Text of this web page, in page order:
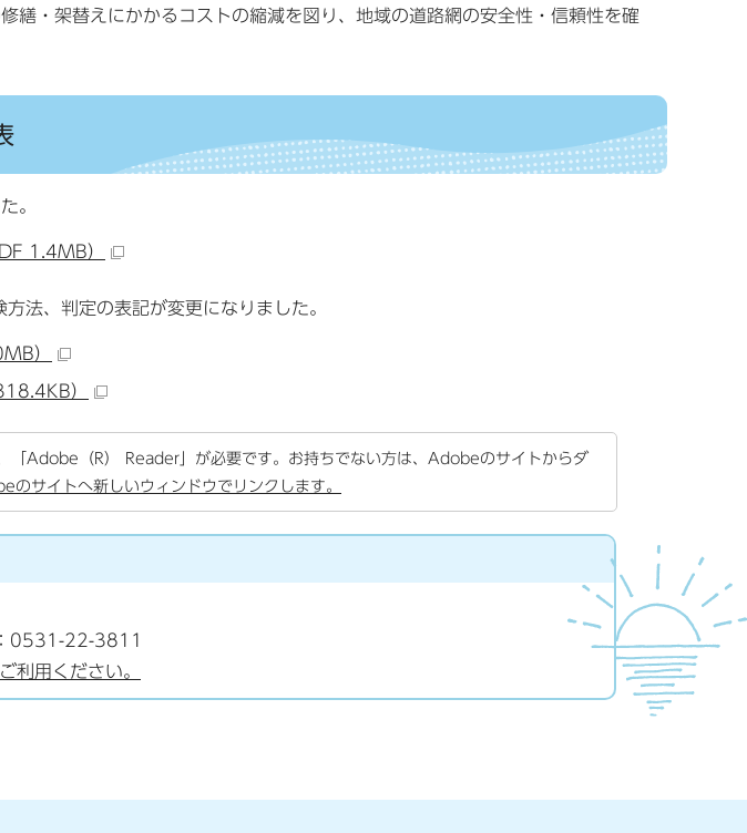
繕・架替えにかかるコストの縮減を図り、地域の道路網の安全性・信頼性を確
。
1.4MB）
法、判定の表記が変更になりました。
）
）
「Adobe（R） Reader」が必要です。お持ちでない方は、Adobeのサイトからダ
のサイトへ新しいウィンドウでリンクします。
0531-22-3811
利用ください。